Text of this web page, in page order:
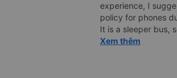
experience, I
policy for phones
It is a sleeper bus,
Wi-Fi password
Xem thêm